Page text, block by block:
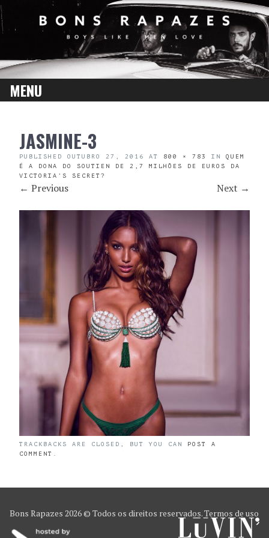
MENU
CONTENTJASMINE-3
PUBLISHED OUTUBRO 27, 2016 AT 800 × 783 IN QUEM
É A DONA DO SOUTIEN DE 2,7 MILHÕES DE EUROS DA
VICTORIA’S SECRET?
← Previous Next →
TRACKBACKS ARE CLOSED, BUT YOU CAN POST A
COMMENT
Bons Rapazes 2026 © Todos os direitos reservados.Termos de uso